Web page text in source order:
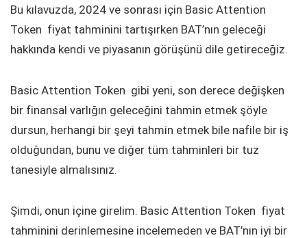
Bu kılavuzda, 2024 ve sonrası için Basic Attention
Token fiyat tahminini tartışırken BAT’nın geleceği
hakkında kendi ve piyasanın görüşünü dile getireceğiz.
Basic Attention Token gibi yeni, son derece değişken
bir finansal varlığın geleceğini tahmin etmek şöyle
dursun, herhangi bir şeyi tahmin etmek bile nafile bir iş
olduğundan, bunu ve diğer tüm tahminleri bir tuz
tanesiyle almalısınız.
Şimdi, onun içine girelim. Basic Attention Token fiyat
tahminini derinlemesine incelemeden ve BAT’nın iyi bir